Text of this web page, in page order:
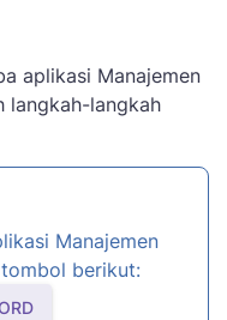
aplikasi Manajemen
langkah-langkah
Manajemen
tombol berikut: